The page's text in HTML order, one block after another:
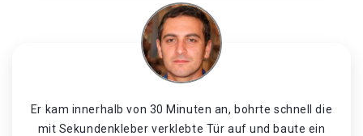
Er kam innerhalb von 30 Minuten an, bohrte schnell die
mit Sekundenkleber verklebte Tür auf und baute ein